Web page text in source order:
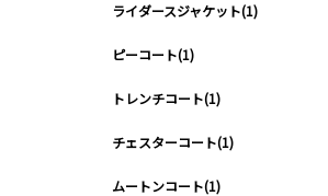
ライダースジャケット(1)
ピーコート(1)
トレンチコート(1)
チェスターコート(1)
ムートンコート(1)